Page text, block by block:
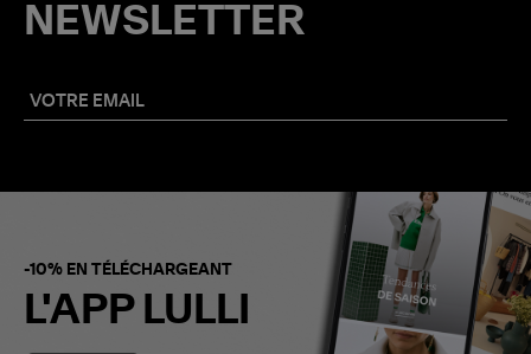
NEWSLETTER
-10% EN TÉLÉCHARGEANT
L'APP LULLI